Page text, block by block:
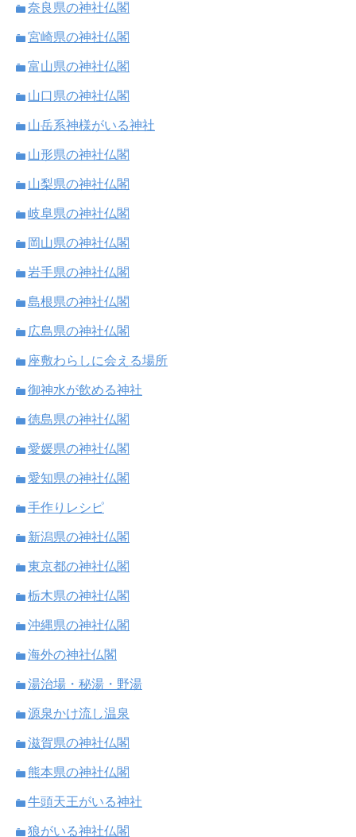
奈良県の神社仏閣
宮崎県の神社仏閣
富山県の神社仏閣
山口県の神社仏閣
山岳系神様がいる神社
山形県の神社仏閣
山梨県の神社仏閣
岐阜県の神社仏閣
岡山県の神社仏閣
岩手県の神社仏閣
島根県の神社仏閣
広島県の神社仏閣
座敷わらしに会える場所
御神水が飲める神社
徳島県の神社仏閣
愛媛県の神社仏閣
愛知県の神社仏閣
手作りレシピ
新潟県の神社仏閣
東京都の神社仏閣
栃木県の神社仏閣
沖縄県の神社仏閣
海外の神社仏閣
湯治場・秘湯・野湯
源泉かけ流し温泉
滋賀県の神社仏閣
熊本県の神社仏閣
牛頭天王がいる神社
狼がいる神社仏閣